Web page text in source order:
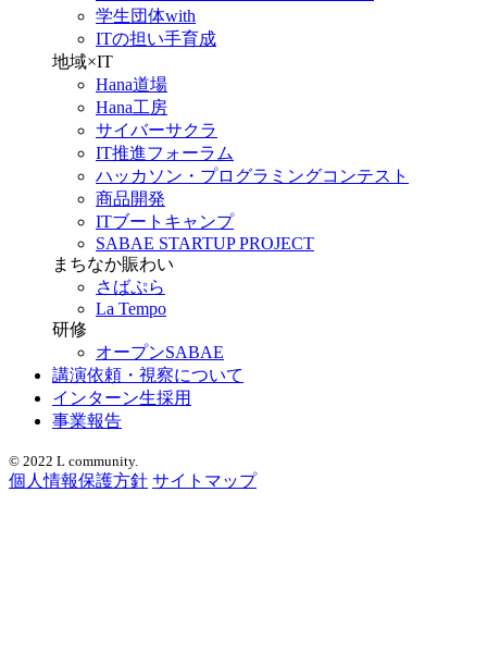
学生団体with
ITの担い手育成
地域×IT
Hana道場
Hana工房
サイバーサクラ
IT推進フォーラム
ハッカソン・プログラミングコンテスト
商品開発
ITブートキャンプ
SABAE STARTUP PROJECT
まちなか賑わい
さばぷら
La Tempo
研修
オープンSABAE
講演依頼・視察について
インターン生採用
事業報告
© 2022 L community.
個人情報保護方針 サイトマップ